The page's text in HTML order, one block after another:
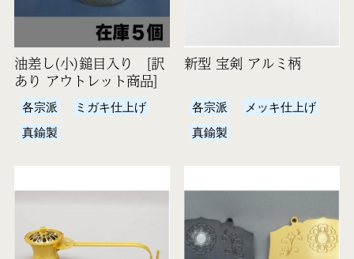
油差し(小)鎚目入り [訳
あり アウトレット商品]
各宗派
ミガキ仕上げ
真鍮製
新型 宝剣 アルミ柄
各宗派
メッキ仕上げ
真鍮製